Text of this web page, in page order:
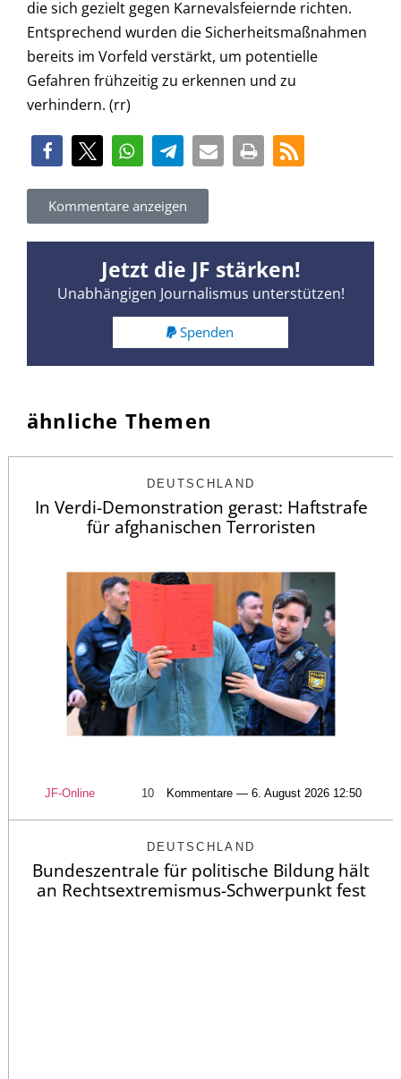
die sich gezielt gegen Karnevalsfeiernde richten.
Entsprechend wurden die Sicherheitsmaßnahmen
bereits im Vorfeld verstärkt, um potentielle
Gefahren frühzeitig zu erkennen und zu
verhindern. (rr)
Kommentare anzeigen
Jetzt die JF stärken!
Unabhängigen Journalismus unterstützen!
Spenden
ähnliche Themen
DEUTSCHLAND
In Verdi-Demonstration gerast: Haftstrafe
für afghanischen Terroristen
JF-Online 10 Kommentare — 6. August 2026 12:50
DEUTSCHLAND
Bundeszentrale für politische Bildung hält
an Rechtsextremismus-Schwerpunkt fest